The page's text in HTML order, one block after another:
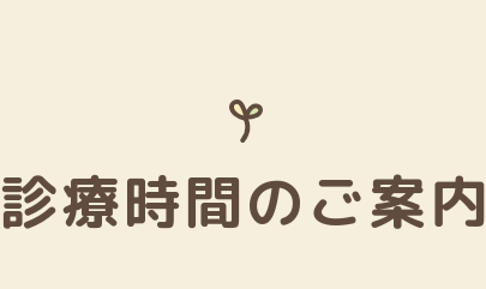
診療時間のご案内